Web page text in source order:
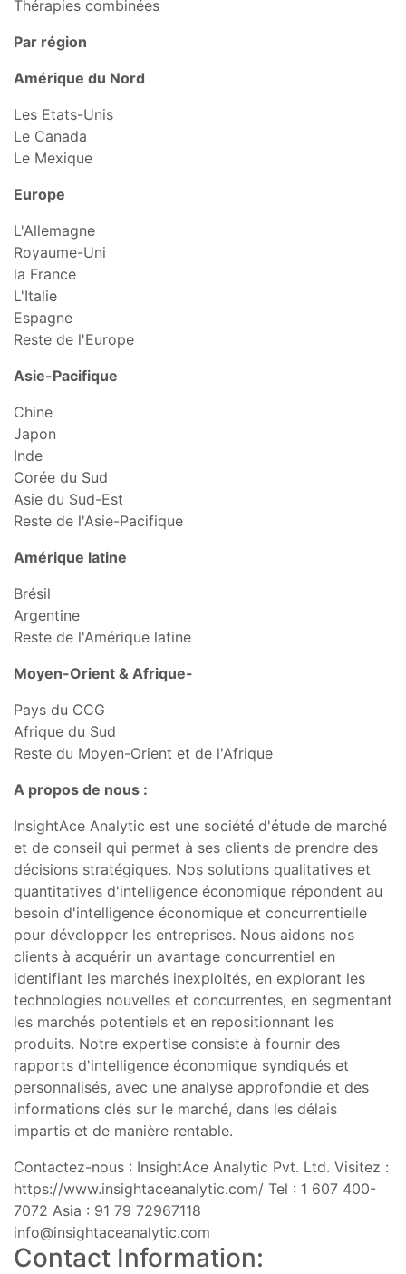
Thérapies combinées
Par région
Amérique du Nord
Les Etats-Unis
Le Canada
Le Mexique
Europe
L'Allemagne
Royaume-Uni
la France
L'Italie
Espagne
Reste de l'Europe
Asie-Pacifique
Chine
Japon
Inde
Corée du Sud
Asie du Sud-Est
Reste de l'Asie-Pacifique
Amérique latine
Brésil
Argentine
Reste de l'Amérique latine
Moyen-Orient & Afrique-
Pays du CCG
Afrique du Sud
Reste du Moyen-Orient et de l'Afrique
A propos de nous :
InsightAce Analytic est une société d'étude de marché
et de conseil qui permet à ses clients de prendre des
décisions stratégiques. Nos solutions qualitatives et
quantitatives d'intelligence économique répondent au
besoin d'intelligence économique et concurrentielle
pour développer les entreprises. Nous aidons nos
clients à acquérir un avantage concurrentiel en
identifiant les marchés inexploités, en explorant les
technologies nouvelles et concurrentes, en segmentant
les marchés potentiels et en repositionnant les
produits. Notre expertise consiste à fournir des
rapports d'intelligence économique syndiqués et
personnalisés, avec une analyse approfondie et des
informations clés sur le marché, dans les délais
impartis et de manière rentable.
Contactez-nous : InsightAce Analytic Pvt. Ltd. Visitez :
https://www.insightaceanalytic.com/ Tel : 1 607 400-
7072 Asia : 91 79 72967118
info@insightaceanalytic.com
Contact Information: